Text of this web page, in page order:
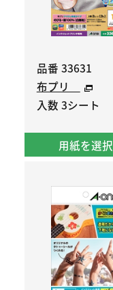
品番 33631
布プリ
入数 3シート
用紙を選択